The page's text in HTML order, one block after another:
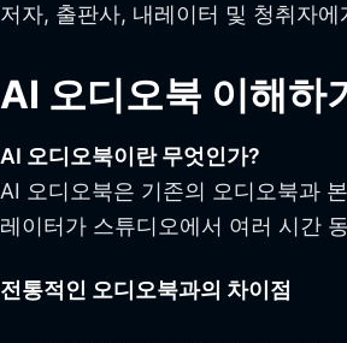
저자, 출판사, 내레이터 및 청취자
AI 오디오북 이해하
AI 오디오북이란 무엇인가?
AI 오디오북은 기존의 오디오북과
레이터가 스튜디오에서 여러 시간
전통적인 오디오북과의 차이점